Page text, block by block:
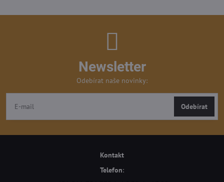
Newsletter
Odebírat naše novinky:
Odebírat
Kontakt
Telefon: